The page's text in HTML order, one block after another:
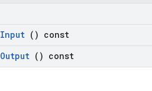
Input () const
Output () const